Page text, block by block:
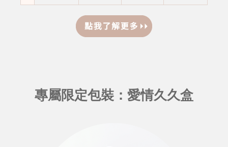
專屬限定包裝：愛情久久盒